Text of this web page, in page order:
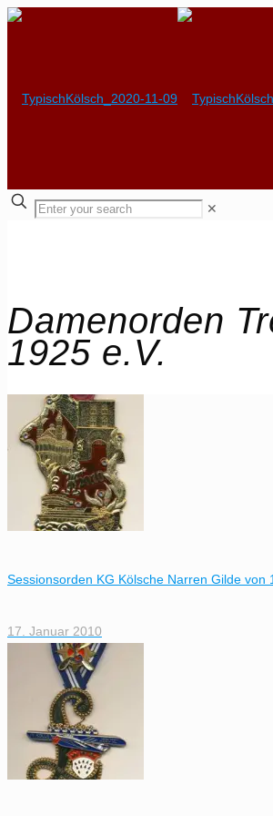
✕
Damenorden
1925 e.V.
Sessionsorden KG Kölsche Narren Gilde von
17. Januar 2010